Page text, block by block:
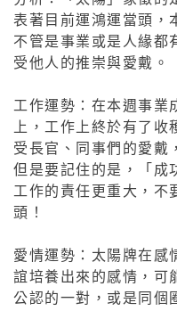
表著目前運鴻運當頭，
不管是事業或是人緣都
受他人的推崇與愛戴。
工作運勢：在本週事業
上，工作上終於有了收
受長官、同事們的愛戴
但是要記住的是，「成
工作的責任更重大，不
頭！
愛情運勢：太陽牌在感
誼培養出來的感情，可
公認的一對，或是同個